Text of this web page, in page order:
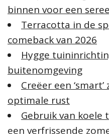
binnen voor een
Terracotta in de
comeback van 2026
Hygge
buitenomgeving
Creëer een
optimale rust
Gebruik van koele
een verfrissende